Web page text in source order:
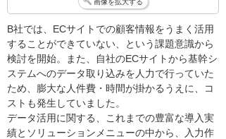
B社では、ECサイトでの顧客情報をうまく活用
することができていない、という課題意識から
検討を開始。また、自社のECサイトから基幹シ
ステムへのデータ取り込みを人力で行っていた
ため、膨大な人件費・時間が掛かるうえに、コ
ストも発生していました。
データ活用に関する、これまでの豊富な導入実
績とソリューションメニューの中から、入力作